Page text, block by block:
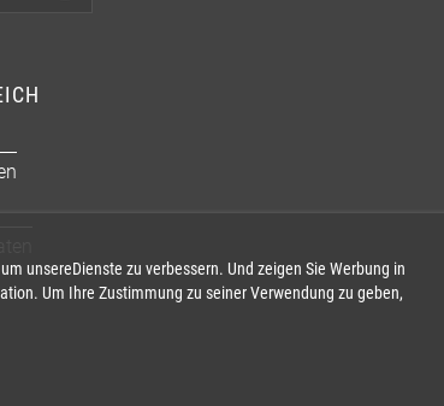
unsereDienste zu verbessern. Und zeigen Sie Werbung in
Um Ihre Zustimmung zu seiner Verwendung zu geben,